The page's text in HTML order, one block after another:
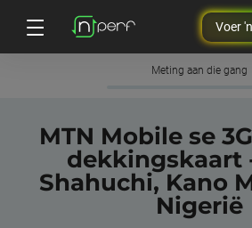
Voer
Meting aan die gang
MTN Mobile se
dekkingskaart
Shahuchi, Kano
Nigerië